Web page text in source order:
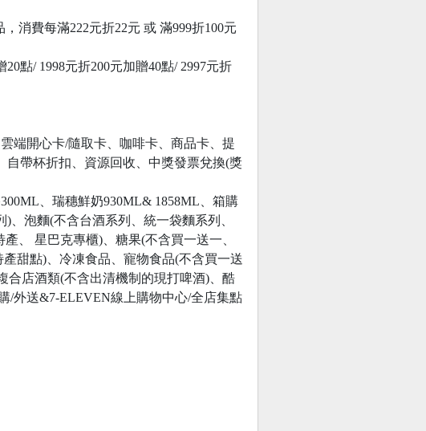
消費每滿222元折22元 或 滿999折100元
點/ 1998元折200元加贈40點/ 2997元折
端開心卡/隨取卡、咖啡卡、商品卡、提
帶杯折扣、資源回收、中獎發票兌換(獎
、瑞穗鮮奶930ML& 1858ML、箱購
泡麵(不含台酒系列、統一袋麵系列、
、 星巴克專櫃)、糖果(不含買一送一、
甜點)、冷凍食品、寵物食品(不含買一送
合店酒類(不含出清機制的現打啤酒)、酷
/外送&7-ELEVEN線上購物中心/全店集點